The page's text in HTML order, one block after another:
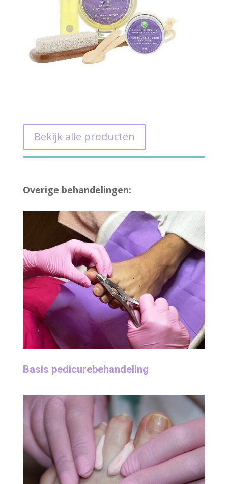
Bekijk alle producten
Overige behandelingen:
Basis pedicurebehandeling